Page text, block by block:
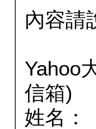
內容請
Yahoo
信箱)
姓名：